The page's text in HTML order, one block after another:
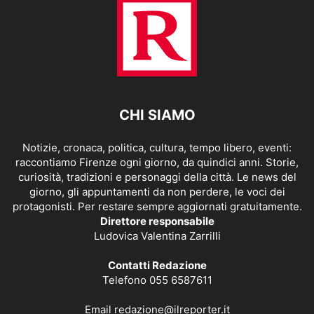
CHI SIAMO
Notizie, cronaca, politica, cultura, tempo libero, eventi:
raccontiamo Firenze ogni giorno, da quindici anni. Storie,
curiosità, tradizioni e personaggi della città. Le news del
giorno, gli appuntamenti da non perdere, le voci dei
protagonisti. Per restare sempre aggiornati gratuitamente.
Direttore responsabile
Ludovica Valentina Zarrilli
Contatti Redazione
Telefono 055 6587611
Email redazione@ilreporter.it